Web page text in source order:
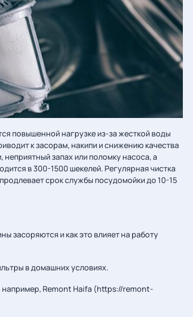
повышенной нагрузке из-за жесткой воды
к засорам, накипи и снижению качества
запах или поломку насоса, а
в 300-1500 шекелей. Регулярная чистка
срок службы посудомойки до 10-15
засоряются и как это влияет на работу
в домашних условиях.
Remont Haifa (https://remont-